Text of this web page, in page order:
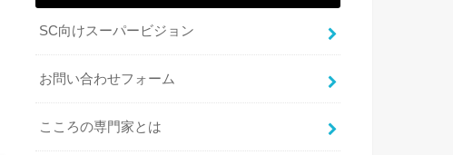
SC向けスーパービジョン
お問い合わせフォーム
こころの専門家とは